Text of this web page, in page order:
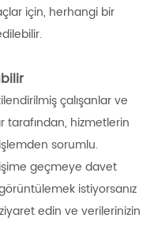
için, herhangi bir
çalışanlar ve
tarafından, hizmetlerin
sorumlu.
geçmeye davet
istiyorsanız
edin ve verilerinizin